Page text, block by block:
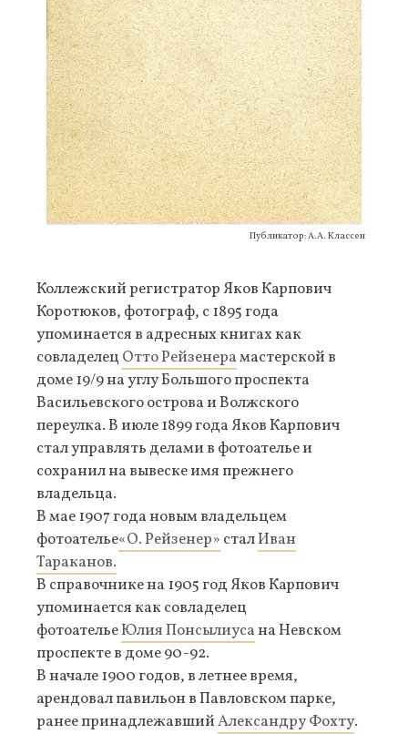
Публикатор: А.А. Классен
Коллежский регистратор Яков Карпович
Коротюков, фотограф, с 1895 года
упоминается в адресных книгах как
совладелец Отто Рейзенерамастерской в
доме 19/9 на углу Большого проспекта
Васильевского острова и Волжского
переулка. В июле 1899 года Яков Карпович
стал управлять делами в фотоателье и
сохранил на вывеске имя прежнего
владельца.
В мае 1907 года новым владельцем
фотоателье«О. Рейзенер» сталИван
Тараканов.
В справочнике на 1905 год Яков Карпович
упоминается как совладелец
фотоательеЮлия Понсылиуса на Невском
проспекте в доме 90-92.
В начале 1900 годов, в летнее время,
арендовал павильон в Павловском парке,
ранее принадлежавшийАлександру Фохту.